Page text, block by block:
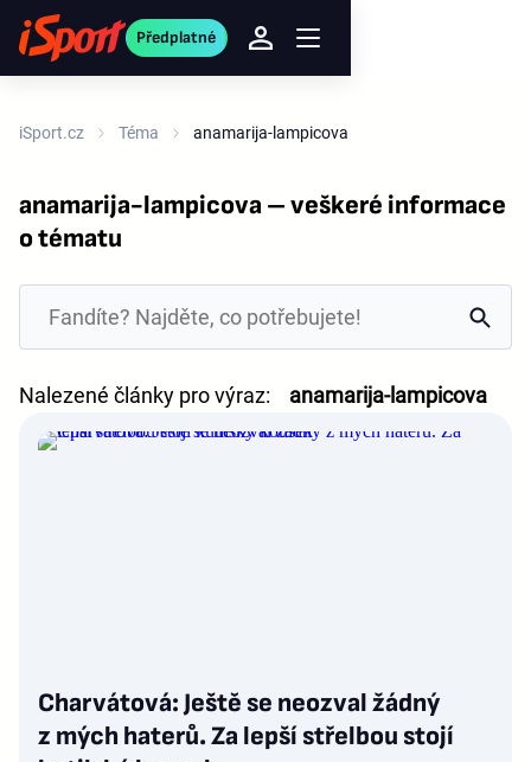
Předplatné
iSport.cz Téma anamarija-lampicova
anamarija-lampicova – veškeré informace
o tématu
Nalezené články pro výraz: anamarija-lampicova
Charvátová: Ještě se neozval žádný
z mých haterů. Za lepší střelbou stojí